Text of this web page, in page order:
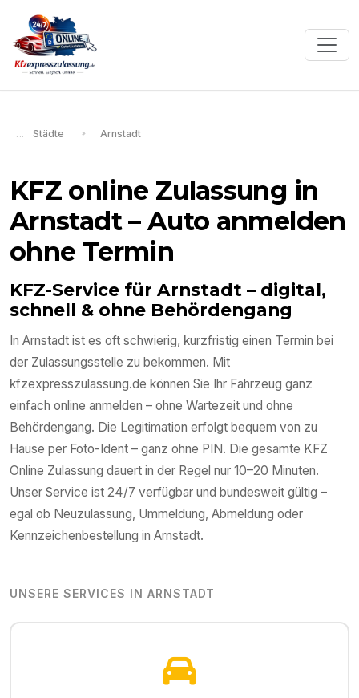
Städte Arnstadt
KFZ online Zulassung in
Arnstadt– Auto anmelden
ohne Termin
KFZ-Service für Arnstadt – digital,
schnell & ohne Behördengang
In Arnstadt ist es oft schwierig, kurzfristig einen Termin bei
der Zulassungsstelle zu bekommen. Mit
kfzexpresszulassung.de können Sie Ihr Fahrzeug ganz
einfach online anmelden – ohne Wartezeit und ohne
Behördengang. Die Legitimation erfolgt bequem von zu
Hause per Foto-Ident – ganz ohne PIN. Die gesamte KFZ
Online Zulassung dauert in der Regel nur 10–20 Minuten.
Unser Service ist 24/7 verfügbar und bundesweit gültig –
egal ob Neuzulassung, Ummeldung, Abmeldung oder
Kennzeichenbestellung in Arnstadt.
UNSERE SERVICES IN ARNSTADT